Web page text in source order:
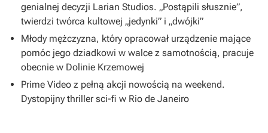
genialnej decyzji Larian Studios. „Postąpili słusznie”,
twierdzi twórca kultowej „jedynki” i „dwójki”
Młody mężczyzna, który opracował urządzenie mające
pomóc jego dziadkowi w walce z samotnością, pracuje
obecnie w Dolinie Krzemowej
Prime Video z pełną akcji nowością na weekend.
Dystopijny thriller sci-fi w Rio de Janeiro